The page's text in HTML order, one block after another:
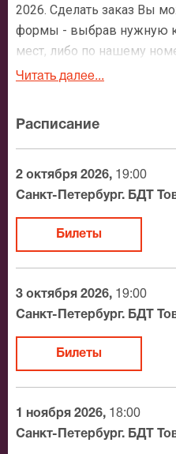
2026. Сделать заказ Вы
формы - выбрав нужную
мест, либо по нашему
35-00. После оформления
зрительном зале, о том
адрес доставки.
Официальные билеты
После бронирования
Москве в течение не
доставка билетов
возле метро или в пешей
Банковским
Наличными
Яндекс.Деньги
Читать далее...
Расписание
2 октября 2026, 19:00
Санкт-Петербург. БДТ
Билеты
3 октября 2026, 19:00
Санкт-Петербург. БДТ
Билеты
1 ноября 2026, 18:00
Санкт-Петербург. БДТ